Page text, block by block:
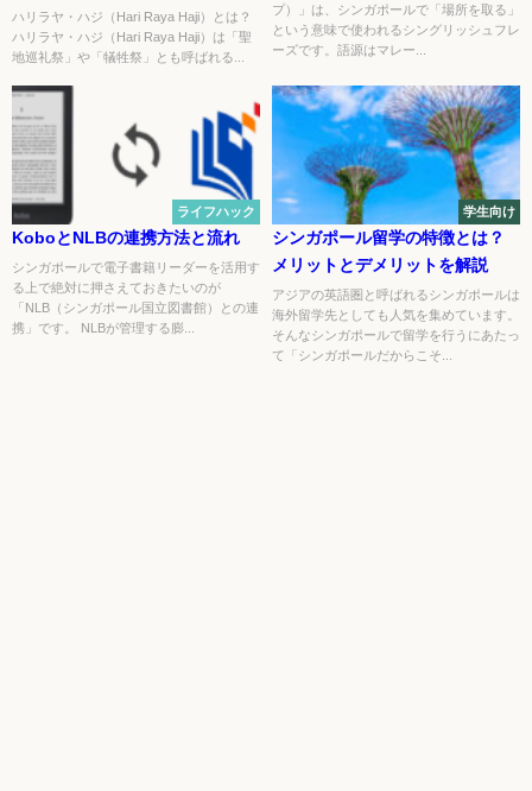
ハリラヤ・ハジ（Hari Raya Haji）とは？
ハリラヤ・ハジ（Hari Raya Haji）は「聖
地巡礼祭」や「犠牲祭」とも呼ばれる...
プ）」は、シンガポールで「場所を取る」
という意味で使われるシングリッシュフレ
ーズです。語源はマレー...
ライフハック
KoboとNLBの連携方法と流れ
シンガポールで電子書籍リーダーを活用す
る上で絶対に押さえておきたいのが
「NLB（シンガポール国立図書館）との連
携」です。 NLBが管理する膨...
学生向け
シンガポール留学の特徴とは？
メリットとデメリットを解説
アジアの英語圏と呼ばれるシンガポールは
海外留学先としても人気を集めています。
そんなシンガポールで留学を行うにあたっ
て「シンガポールだからこそ...